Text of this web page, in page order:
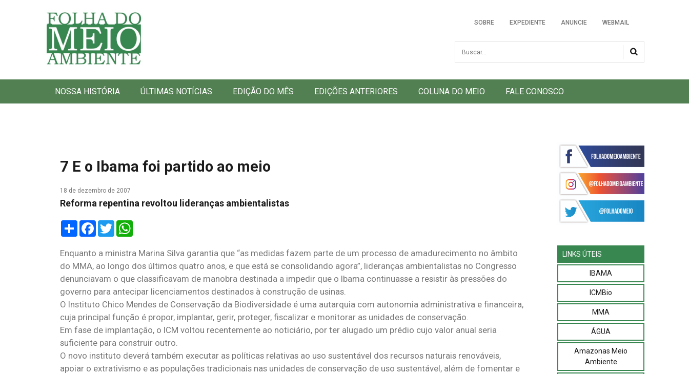
Folha do Meio Ambiente
SOBRE EXPEDIENTE ANUNCIE WEBMAIL
Busca
NOSSA HISTÓRIA ÚLTIMAS NOTÍCIAS EDIÇÃO DO MÊS EDIÇÕES ANTERIORES COLUNA DO MEIO FALE CONOSCO
7 E o Ibama foi partido ao meio
18 de dezembro de 2007
Reforma repentina revoltou lideranças ambientalistas
ShareFacebook
Twitter
Enquanto a ministra Marina Silva garantia que “as medidas fazem parte de um processo de amadurecimento no âmbito
do MMA, ao longo dos últimos quatro anos, e que está se consolidando agora”, lideranças ambientalistas no Congresso
denunciavam o que classificavam de manobra destinada a impedir que o Ibama continuasse a resistir às pressões do
governo para antecipar licenciamentos destinados à construção de usinas.
O Instituto Chico Mendes de Conservação da Biodiversidade é uma autarquia com autonomia administrativa e financeira,
cuja principal função é propor, implantar, gerir, proteger, fiscalizar e monitorar as unidades de conservação.
Em fase de implantação, o ICM voltou recentemente ao noticiário, por ter alugado um prédio cujo valor anual seria
suficiente para construir outro.
O novo instituto deverá também executar as políticas relativas ao uso sustentável dos recursos naturais renováveis,
apoiar o extrativismo e as populações tradicionais nas unidades de conservação de uso sustentável, além de fomentar e
LINKS ÚTEIS
IBAMA
ICMBio
MMA
ÁGUA
Amazonas Meio
Ambiente